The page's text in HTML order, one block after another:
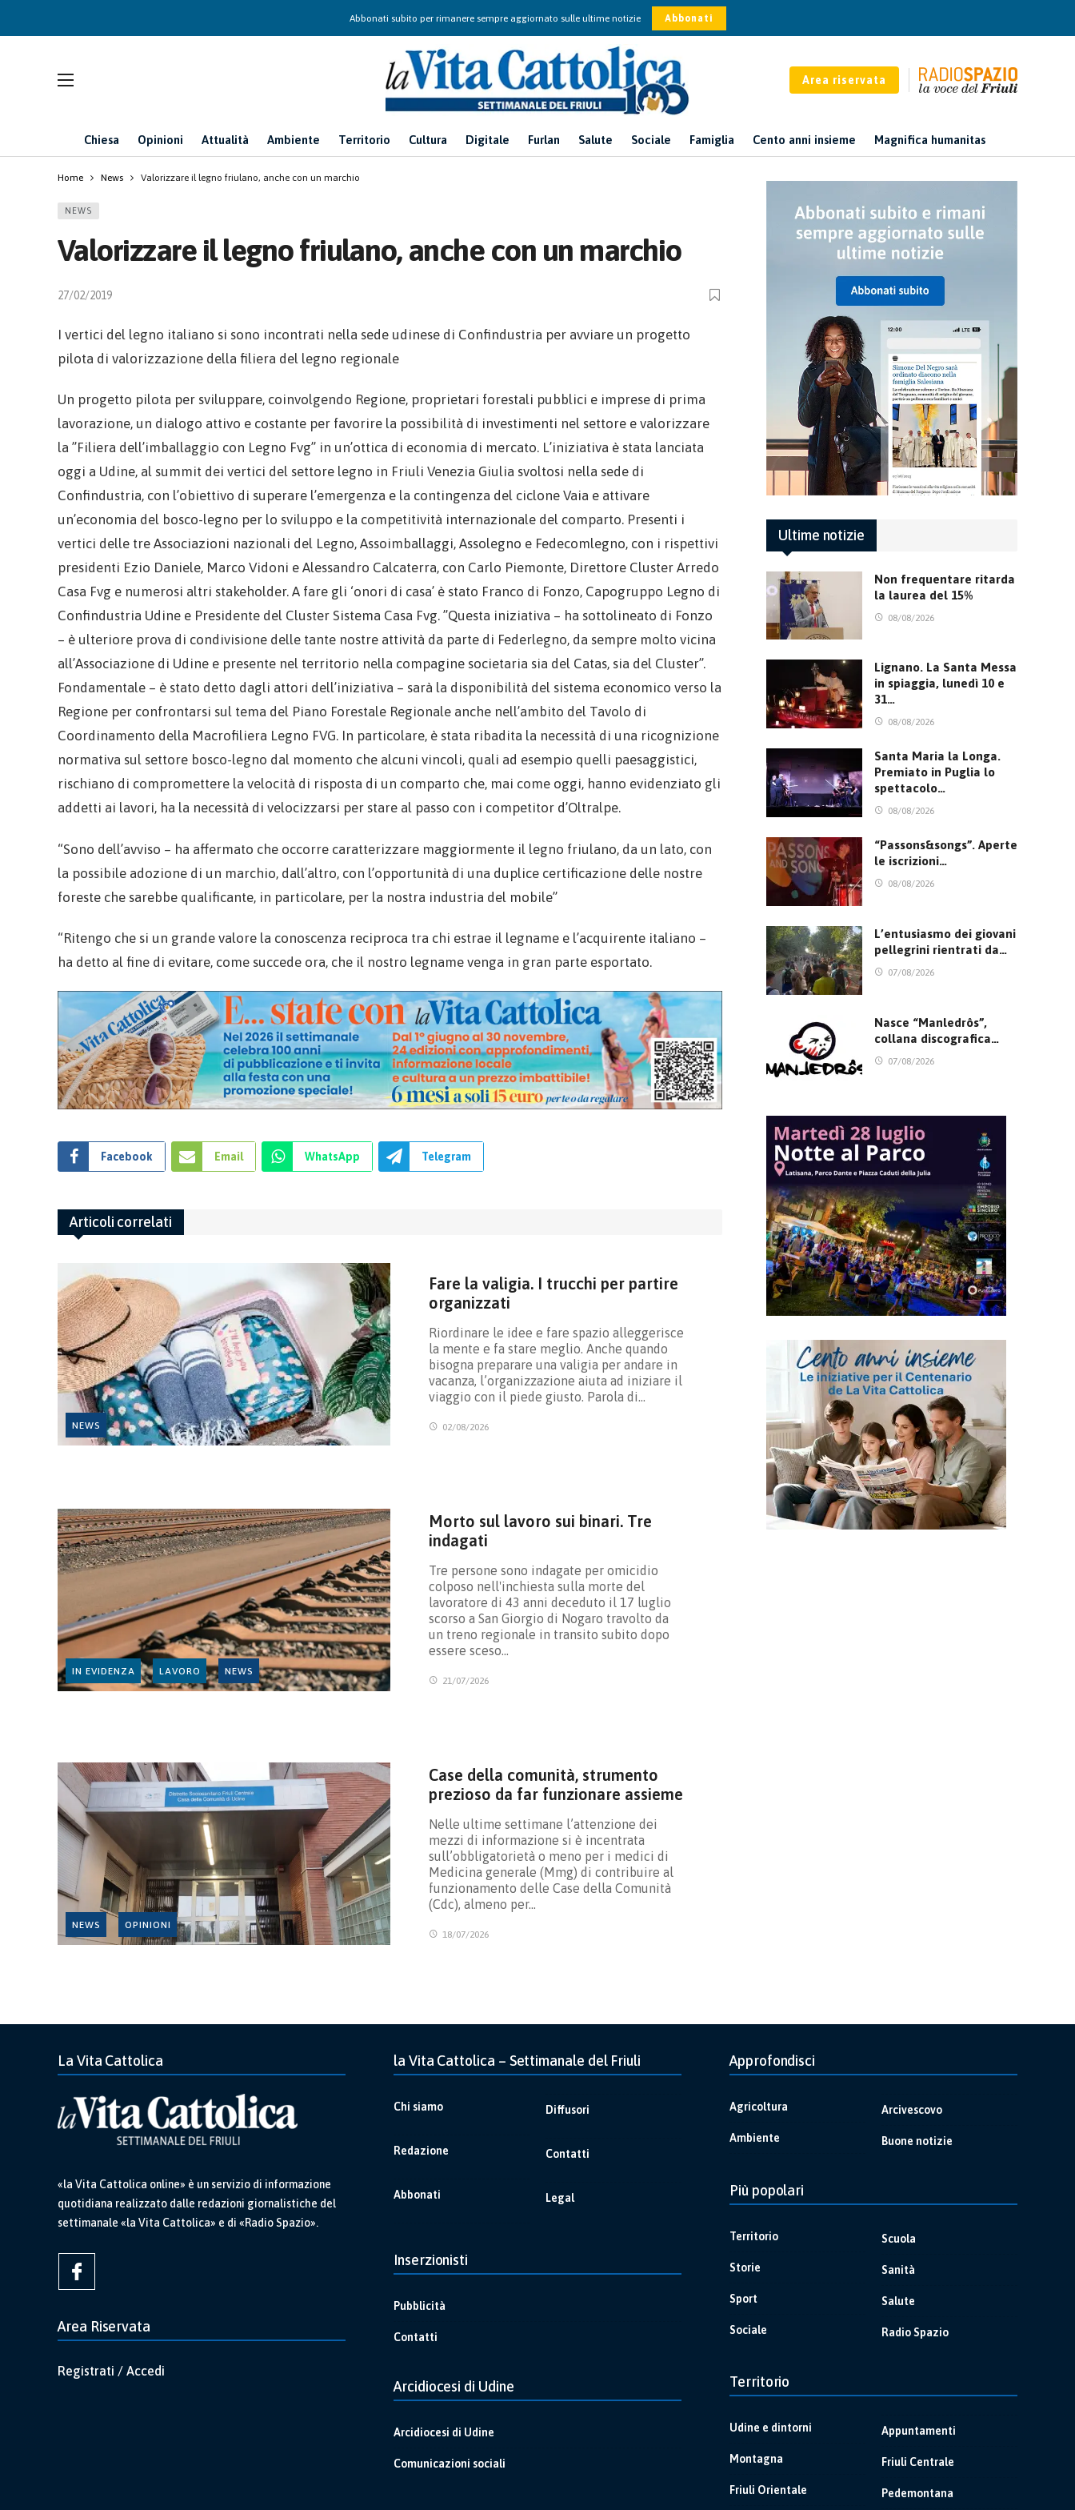
Abbonati subito per rimanere sempre aggiornato sulle ultime notizie Abbonati
Area riservata
Chiesa Opinioni Attualità Ambiente Territorio Cultura Digitale Furlan Salute Sociale Famiglia Cento anni insieme Magnifica humanitas
Home News Valorizzare il legno friulano, anche con un marchio
NEWS
Valorizzare il legno friulano, anche con un marchio
27/02/2019
I vertici del legno italiano si sono incontrati nella sede udinese di Confindustria per avviare un progetto
pilota di valorizzazione della filiera del legno regionale
Un progetto pilota per sviluppare, coinvolgendo Regione, proprietari forestali pubblici e imprese di prima
lavorazione, un dialogo attivo e costante per favorire la possibilità di investimenti nel settore e valorizzare
la ”Filiera dell’imballaggio con Legno Fvg” in un’ottica di economia di mercato. L’iniziativa è stata lanciata
oggi a Udine, al summit dei vertici del settore legno in Friuli Venezia Giulia svoltosi nella sede di
Confindustria, con l’obiettivo di superare l’emergenza e la contingenza del ciclone Vaia e attivare
un’economia del bosco-legno per lo sviluppo e la competitività internazionale del comparto. Presenti i
vertici delle tre Associazioni nazionali del Legno, Assoimballaggi, Assolegno e Fedecomlegno, con i rispettivi
presidenti Ezio Daniele, Marco Vidoni e Alessandro Calcaterra, con Carlo Piemonte, Direttore Cluster Arredo
Casa Fvg e numerosi altri stakeholder. A fare gli ‘onori di casa’ è stato Franco di Fonzo, Capogruppo Legno di
Confindustria Udine e Presidente del Cluster Sistema Casa Fvg. ”Questa iniziativa – ha sottolineato di Fonzo
– è ulteriore prova di condivisione delle tante nostre attività da parte di Federlegno, da sempre molto vicina
all’Associazione di Udine e presente nel territorio nella compagine societaria sia del Catas, sia del Cluster”.
Fondamentale – è stato detto dagli attori dell’iniziativa – sarà la disponibilità del sistema economico verso la
Regione per confrontarsi sul tema del Piano Forestale Regionale anche nell’ambito del Tavolo di
Coordinamento della Macrofiliera Legno FVG. In particolare, è stata ribadita la necessità di una ricognizione
normativa sul settore bosco-legno dal momento che alcuni vincoli, quali ad esempio quelli paesaggistici,
rischiano di compromettere la velocità di risposta di un comparto che, mai come oggi, hanno evidenziato gli
addetti ai lavori, ha la necessità di velocizzarsi per stare al passo con i competitor d’Oltralpe.
“Sono dell’avviso – ha affermato che occorre caratterizzare maggiormente il legno friulano, da un lato, con
la possibile adozione di un marchio, dall’altro, con l’opportunità di una duplice certificazione delle nostre
foreste che sarebbe qualificante, in particolare, per la nostra industria del mobile”
“Ritengo che si un grande valore la conoscenza reciproca tra chi estrae il legname e l’acquirente italiano –
ha detto al fine di evitare, come succede ora, che il nostro legname venga in gran parte esportato.
Facebook Email WhatsApp Telegram
Articoli correlati
NEWS
Fare la valigia. I trucchi per partire
organizzati
Riordinare le idee e fare spazio alleggerisce
la mente e fa stare meglio. Anche quando
bisogna preparare una valigia per andare in
vacanza, l’organizzazione aiuta ad iniziare il
viaggio con il piede giusto. Parola di…
02/08/2026
IN EVIDENZA LAVORO NEWS
Morto sul lavoro sui binari. Tre
indagati
Tre persone sono indagate per omicidio
colposo nell'inchiesta sulla morte del
lavoratore di 43 anni deceduto il 17 luglio
scorso a San Giorgio di Nogaro travolto da
un treno regionale in transito subito dopo
essere sceso…
21/07/2026
NEWS OPINIONI
Case della comunità, strumento
prezioso da far funzionare assieme
Nelle ultime settimane l’attenzione dei
mezzi di informazione si è incentrata
sull’obbligatorietà o meno per i medici di
Medicina generale (Mmg) di contribuire al
funzionamento delle Case della Comunità
(Cdc), almeno per…
18/07/2026
Ultime notizie
Non frequentare ritarda
la laurea del 15%
08/08/2026
Lignano. La Santa Messa
in spiaggia, lunedì 10 e
31…
08/08/2026
Santa Maria la Longa.
Premiato in Puglia lo
spettacolo…
08/08/2026
“Passons&songs”. Aperte
le iscrizioni…
08/08/2026
L’entusiasmo dei giovani
pellegrini rientrati da…
07/08/2026
Nasce “Manledrôs”,
collana discografica…
07/08/2026
La Vita Cattolica
«la Vita Cattolica online» è un servizio di informazione
quotidiana realizzato dalle redazioni giornalistiche del
settimanale «la Vita Cattolica» e di «Radio Spazio».
Area Riservata
Registrati / Accedi
la Vita Cattolica – Settimanale del Friuli
Chi siamo
Redazione
Abbonati
Diffusori
Contatti
Legal
Inserzionisti
Pubblicità
Contatti
Arcidiocesi di Udine
Arcidiocesi di Udine
Comunicazioni sociali
Approfondisci
Agricoltura
Ambiente
Arcivescovo
Buone notizie
Più popolari
Territorio
Storie
Sport
Sociale
Scuola
Sanità
Salute
Radio Spazio
Territorio
Udine e dintorni
Montagna
Friuli Orientale
Appuntamenti
Friuli Centrale
Pedemontana